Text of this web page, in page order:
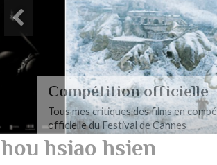
Compétition officielle
Tous mes critiques des films en
officielle du Festival de Cannes
hou hsiao hsien